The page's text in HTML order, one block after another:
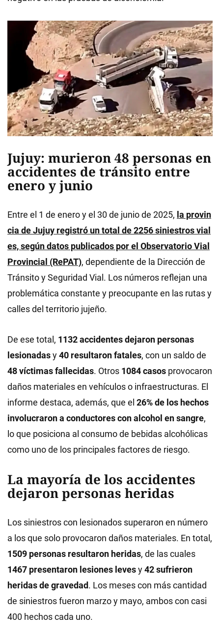
Jujuy: murieron 48 personas en
accidentes de tránsito entre
enero y junio
Entre el 1 de enero y el 30 de junio de 2025, la provin
cia de Jujuy registró un total de 2256 siniestros vial
es, según datos publicados por el Observatorio Vial
Provincial (RePAT), dependiente de la Dirección de
Tránsito y Seguridad Vial. Los números reflejan una
problemática constante y preocupante en las rutas y
calles del territorio jujeño.
De ese total, 1132 accidentes dejaron personas
lesionadasy40 resultaron fatales, con un saldo de
48 víctimas fallecidas. Otros 1084 casos provocaron
daños materiales en vehículos o infraestructuras. El
informe destaca, además, que el 26% de los hechos
involucraron a conductores con alcohol en sangre,
lo que posiciona al consumo de bebidas alcohólicas
como uno de los principales factores de riesgo.
La mayoría de los accidentes
dejaron personas heridas
Los siniestros con lesionados superaron en número
a los que solo provocaron daños materiales. En total,
1509 personas resultaron heridas, de las cuales
1467 presentaron lesiones levesy42 sufrieron
heridas de gravedad. Los meses con más cantidad
de siniestros fueron marzo y mayo, ambos con casi
400 hechos cada uno.